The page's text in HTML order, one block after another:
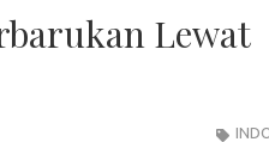
Lewat